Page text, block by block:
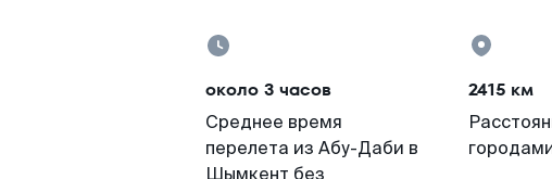
около 3 часов
Среднее время
перелета из Абу-Даби в
Шымкент без
2415 км